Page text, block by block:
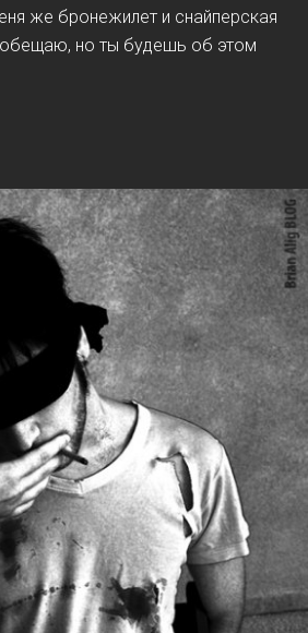
же бронежилет и снайперская
обещаю, но ты будешь об этом